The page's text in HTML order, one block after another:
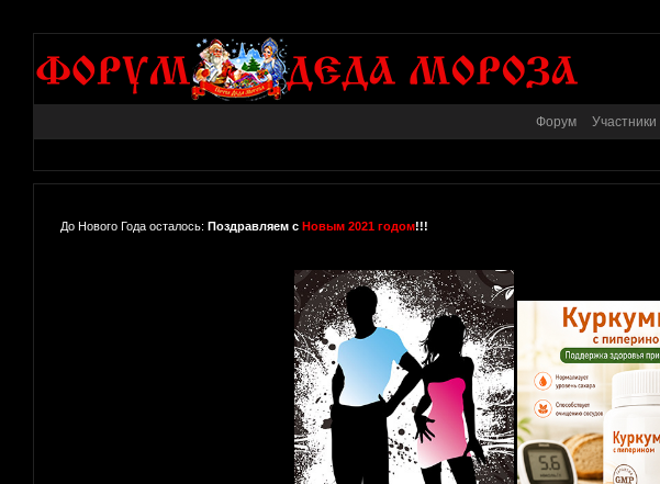
Форум Участники
До Нового Года осталось: Поздравляем с Новым 2021 годом!!!